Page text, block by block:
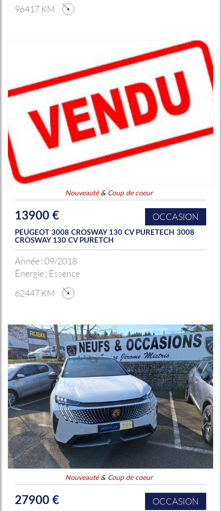
96417 KM
Nouveauté& Coup de coeur
13900 € OCCASION
PEUGEOT 3008 CROSWAY 130 CV PURETECH 3008
CROSWAY 130 CV PURETCH
Année :09/2018
Énergie : Essence
62447 KM
Nouveauté& Coup de coeur
27900 € OCCASION